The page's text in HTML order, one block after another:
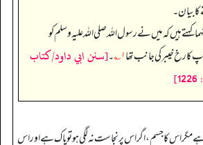
کا بیان۔
کہتے ہیں کہ میں نے رسول اللہ صلی اللہ علیہ وسلم کو
کا رخ خیبر کی جانب تھا۱؎ ۔[سنن ابي داود/كتاب
مگر اس کا جسم، اگر اس پر نجاست نہ لگی ہو تو پاک ہے اور اس